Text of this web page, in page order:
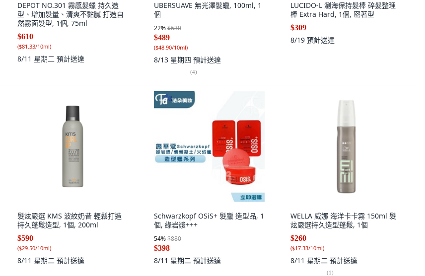
DEPOT NO.301 霧感髮蠟 持久造
型、增加髮量、清爽不黏膩 打造自
然霧面髮型, 1個, 75ml
$610
($81.33/10ml)
8/11 星期二 預計送達
UBERSUAVE 無光澤髮蠟, 100ml, 1
個
22%$630
$489
($48.90/10ml)
8/13 星期四 預計送達
(4)
LUCIDO-L 瀏海保持髮棒 碎髮整理
棒 Extra Hard, 1個, 密著型
$309
8/19 預計送達
髮炫嚴選 KMS 波紋奶昔 輕鬆打造
持久蓬鬆造型, 1個, 200ml
$590
($29.50/10ml)
8/11 星期二 預計送達
Schwarzkopf OSiS+ 髮臘 造型品, 1
個, 綠岩漿+++
54%$880
$398
8/11 星期二 預計送達
WELLA 威娜 海洋卡卡霧 150ml 髮
炫嚴選持久造型蓬鬆, 1個
$260
($17.33/10ml)
8/11 星期二 預計送達
(1)